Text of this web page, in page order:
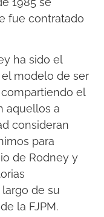
fue contratado
ha sido el
modelo de ser
el
aquellos a
consideran
para
de Rodney y
de su
la FJPM.